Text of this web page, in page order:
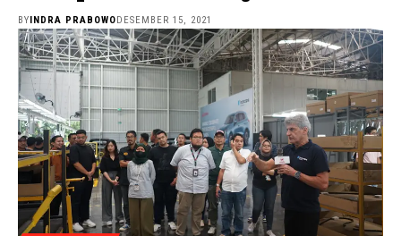
BYINDRA PRABOWODESEMBER 15, 2021